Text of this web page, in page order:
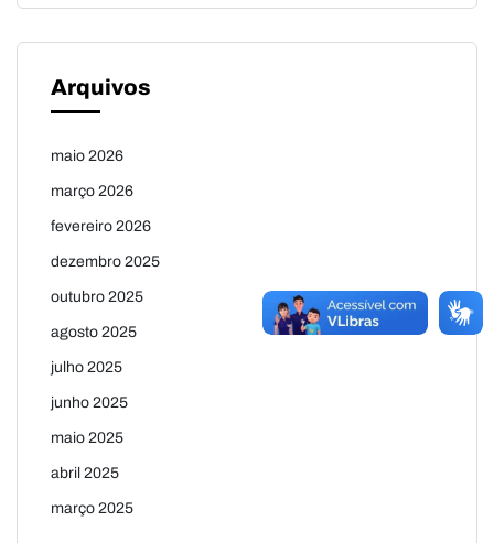
Arquivos
maio 2026
março 2026
fevereiro 2026
dezembro 2025
outubro 2025
agosto 2025
julho 2025
junho 2025
maio 2025
abril 2025
março 2025